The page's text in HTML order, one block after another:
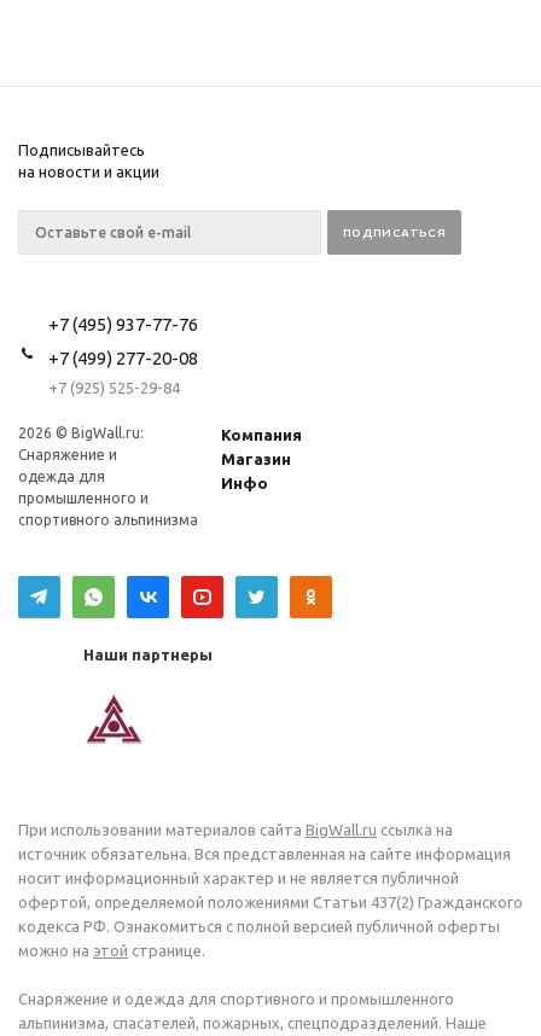
Подписывайтесь
на новости и акции
+7 (495) 937-77-76
+7 (499) 277-20-08
+7 (925) 525-29-84
2026 © BigWall.ru:
Снаряжение и
одежда для
промышленного и
спортивного альпинизма
Компания
Магазин
Инфо
Наши партнеры
При использовании материалов сайта BigWall.ru ссылка на
источник обязательна. Вся представленная на сайте информация
носит информационный характер и не является публичной
офертой, определяемой положениями Статьи 437(2) Гражданского
кодекса РФ. Ознакомиться с полной версией публичной оферты
можно на этой странице.
Снаряжение и одежда для спортивного и промышленного
альпинизма, спасателей, пожарных, спецподразделений. Наше